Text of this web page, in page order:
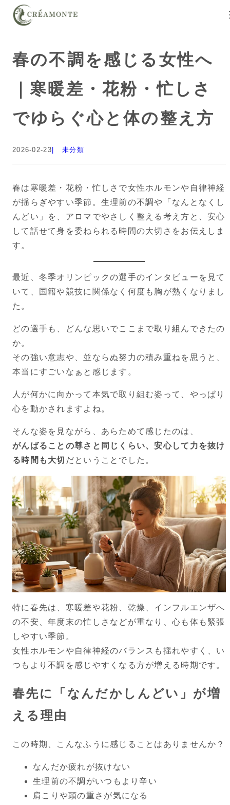
春の不調を感じる女性へ
｜寒暖差・花粉・忙しさ
でゆらぐ心と体の整え方
2026-02-23 未分類
春は寒暖差・花粉・忙しさで女性ホルモンや自律神経
が揺らぎやすい季節。生理前の不調や「なんとなくし
んどい」を、アロマでやさしく整える考え方と、安心
して話せて身を委ねられる時間の大切さをお伝えしま
す。
最近、冬季オリンピックの選手のインタビューを見て
いて、国籍や競技に関係なく何度も胸が熱くなりまし
た。
どの選手も、どんな思いでここまで取り組んできたの
か。
その強い意志や、並ならぬ努力の積み重ねを思うと、
本当にすごいなぁと感じます。
人が何かに向かって本気で取り組む姿って、やっぱり
心を動かされますよね。
そんな姿を見ながら、あらためて感じたのは、
がんばることの尊さと同じくらい、安心して力を抜け
る時間も大切 だということでした。
特に春先は、寒暖差や花粉、乾燥、インフルエンザへ
の不安、年度末の忙しさなどが重なり、心も体も緊張
しやすい季節。
女性ホルモンや自律神経のバランスも揺れやすく、い
つもより不調を感じやすくなる方が増える時期です。
春先に「なんだかしんどい」が増
える理由
この時期、こんなふうに感じることはありませんか？
なんだか疲れが抜けない
生理前の不調がいつもより辛い
肩こりや頭の重さが気になる